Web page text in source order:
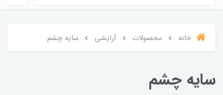
خانه محصولات آرایشی سایه چشم
سایه چشم